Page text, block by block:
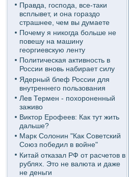
Правда, господа, все-таки
всплывет, и она гораздо
страшнее, чем вы думаете
Почему я никогда больше не
повешу на машину
георгиевскую ленту
Политическая активность в
России вновь набирает силу
Ядерный блеф России для
внутреннего пользования
Лев Термен - похороненный
заживо
Виктор Ерофеев: Как тут жить
дальше?
Марк Солонин "Как Советский
Союз победил в войне"
Китай отказал РФ от расчетов в
рублях. Это не валюта и даже
не деньги